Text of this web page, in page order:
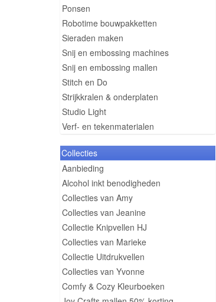
Ponsen
Robotime bouwpakketten
Sieraden maken
Snij en embossing machines
Snij en embossing mallen
Stitch en Do
Strijkkralen & onderplaten
Studio Light
Verf- en tekenmaterialen
Collecties
Aanbieding
Alcohol inkt benodigheden
Collecties van Amy
Collecties van Jeanine
Collectie Knipvellen HJ
Collecties van Marieke
Collectie Uitdrukvellen
Collecties van Yvonne
Comfy & Cozy Kleurboeken